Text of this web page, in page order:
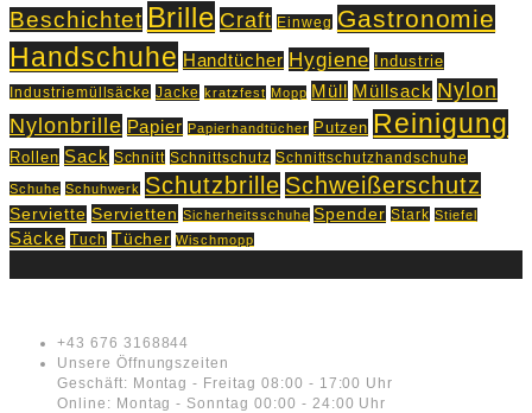
Beschichtet Brille Craft Einweg Gastronomie
Handschuhe Handtücher Hygiene Industrie
Industriemüllsäcke Jacke kratzfest Mopp Müll Müllsack Nylon
Nylonbrille Papier Papierhandtücher Putzen Reinigung
Rollen Sack Schnitt Schnittschutz Schnittschutzhandschuhe
Schuhe Schuhwerk Schutzbrille Schweißerschutz
Serviette Servietten Sicherheitsschuhe Spender Stark Stiefel
Säcke Tuch Tücher Wischmopp
+43 676 3168844
Unsere Öffnungszeiten
Geschäft: Montag - Freitag 08:00 - 17:00 Uhr
Online: Montag - Sonntag 00:00 - 24:00 Uhr